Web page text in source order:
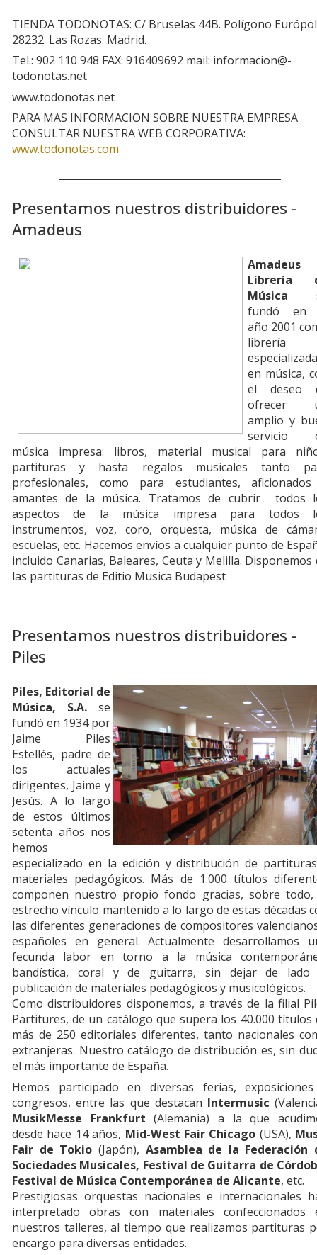
TIENDA TODONOTAS: C/ Bruselas 44B. Polígono
28232. Las Rozas. Madrid.
Tel.: 902 110 948 FAX: 916409692 mail: informacion­@­
todonotas.net
www.todonotas.net
PARA MAS INFORMACION SOBRE NUESTRA EMPRESA
CONSULTAR NUESTRA WEB CORPORATIVA:
www.todonotas.com
Presentamos nuestros distribuidores -
Amadeus
Amadeus
Librería
Música
fundó en
año 2001
librería
especializada
en música,
el deseo
ofrecer
amplio y
servicio
música impresa: libros, material musical para
partituras y hasta regalos musicales tanto
profesionales, como para estudiantes,
amantes de la música. Tratamos de cubrir todos
aspectos de la música impresa para todos
instrumentos, voz, coro, orquesta, música de
escuelas, etc. Hacemos envíos a cualquier punto de
incluido Canarias, Baleares, Ceuta y Melilla. Disponemos
las partituras de Editio Musica Budapest
Presentamos nuestros distribuidores -
Piles
Piles, Editorial de
Música, S.A. se
fundó en 1934 por
Jaime Piles
Estellés, padre de
los actuales
dirigentes, Jaime y
Jesús. A lo largo
de estos últimos
setenta años nos
hemos
especializado en la edición y distribución de
materiales pedagógicos. Más de 1.000 títulos
componen nuestro propio fondo gracias, sobre
estrecho vínculo mantenido a lo largo de estas décadas
las diferentes generaciones de compositores
españoles en general. Actualmente desarrollamos
fecunda labor en torno a la música
bandística, coral y de guitarra, sin dejar de lado
publicación de materiales pedagógicos y musicológicos.
Como distribuidores disponemos, a través de la filial
Partitures, de un catálogo que supera los 40.000 títulos
más de 250 editoriales diferentes, tanto nacionales
extranjeras. Nuestro catálogo de distribución es, sin
el más importante de España.
Hemos participado en diversas ferias,
congresos, entre las que destacan Intermusic
MusikMesse Frankfurt (Alemania) a la que
desde hace 14 años, Mid-West Fair Chicago (USA),
Fair de Tokio (Japón), Asamblea de la Federación
Sociedades Musicales, Festival de Guitarra de
Festival de Música Contemporánea de Alicante, etc.
Prestigiosas orquestas nacionales e internacionales
interpretado obras con materiales confeccionados
nuestros talleres, al tiempo que realizamos partituras
encargo para diversas entidades.